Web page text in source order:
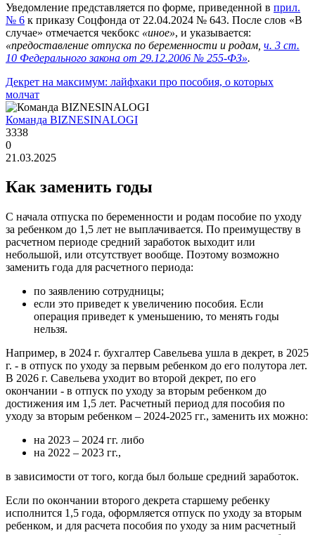
Уведомление представляется по форме, приведенной в прил.
№ 6 к приказу Соцфонда от 22.04.2024 № 643. После слов «В
случае» отмечается чекбокс «иное», и указывается:
«предоставление отпуска по беременности и родам, ч. 3 ст.
10 Федерального закона от 29.12.2006 № 255-ФЗ».
Декрет на максимум: лайфхаки про пособия, о которых
молчат
Команда BIZNESINALOGI
3338
0
21.03.2025
Как заменить годы
С начала отпуска по беременности и родам пособие по уходу
за ребенком до 1,5 лет не выплачивается. По преимуществу в
расчетном периоде средний заработок выходит или
небольшой, или отсутствует вообще. Поэтому возможно
заменить года для расчетного периода:
по заявлению сотрудницы;
если это приведет к увеличению пособия. Если
операция приведет к уменьшению, то менять годы
нельзя.
Например, в 2024 г. бухгалтер Савельева ушла в декрет, в 2025
г. - в отпуск по уходу за первым ребенком до его полутора лет.
В 2026 г. Савельева уходит во второй декрет, по его
окончании - в отпуск по уходу за вторым ребенком до
достижения им 1,5 лет. Расчетный период для пособия по
уходу за вторым ребенком – 2024-2025 гг., заменить их можно:
на 2023 – 2024 гг. либо
на 2022 – 2023 гг.,
в зависимости от того, когда был больше средний заработок.
Если по окончании второго декрета старшему ребенку
исполнится 1,5 года, оформляется отпуск по уходу за вторым
ребенком, и для расчета пособия по уходу за ним расчетный